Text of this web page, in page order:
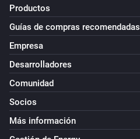
Productos
Guías de compras recomendadas
Empresa
Desarrolladores
Comunidad
Socios
Más información